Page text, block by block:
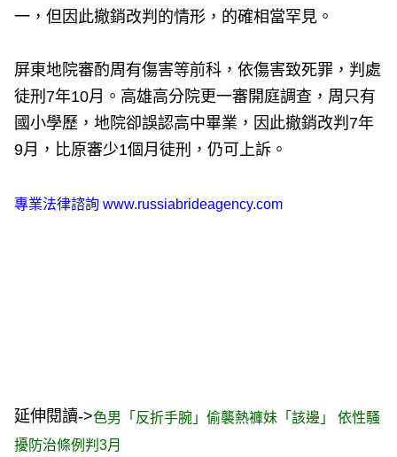
一，但因此撤銷改判的情形，的確相當罕見。
屏東地院審酌周有傷害等前科，依傷害致死罪，判處
徒刑7年10月。高雄高分院更一審開庭調查，周只有
國小學歷，地院卻誤認高中畢業，因此撤銷改判7年
9月，比原審少1個月徒刑，仍可上訴。
專業法律諮詢www.russiabrideagency.com
延伸閱讀->色男「反折手腕」偷襲熱褲妹「該邊」 依性騷
擾防治條例判3月